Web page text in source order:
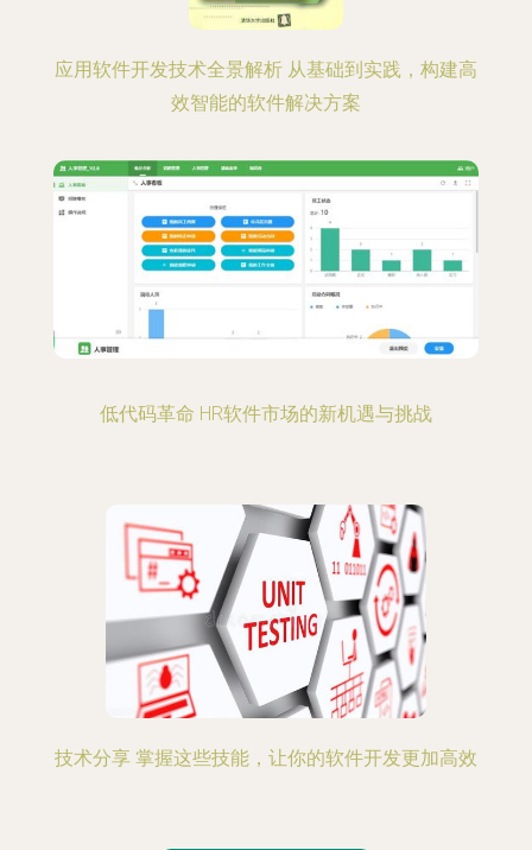
应用软件开发技术全景解析 从基础到实践，构建高
效智能的软件解决方案
低代码革命 HR软件市场的新机遇与挑战
技术分享 掌握这些技能，让你的软件开发更加高效